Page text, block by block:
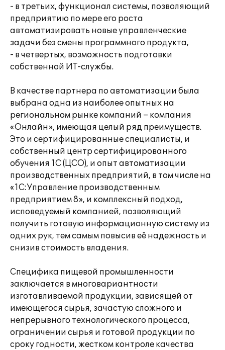
- в третьих, функционал системы, позволяющий
предприятию по мере его роста
автоматизировать новые управленческие
задачи без смены программного продукта,
- в четвертых, возможность подготовки
собственной ИТ-службы.
В качестве партнера по автоматизации была
выбрана одна из наиболее опытных на
региональном рынке компаний – компания
«Онлайн», имеющая целый ряд преимуществ.
Это и сертифицированные специалисты, и
собственный центр сертифицированного
обучения 1С (ЦСО), и опыт автоматизации
производственных предприятий, в том числе на
«1С:Управление производственным
предприятием 8», и комплексный подход,
исповедуемый компанией, позволяющий
получить готовую информационную систему из
одних рук, тем самым повысив её надежность и
снизив стоимость владения.
Специфика пищевой промышленности
заключается в многовариантности
изготавливаемой продукции, зависящей от
имеющегося сырья, зачастую сложного и
непрерывного технологического процесса,
ограничении сырья и готовой продукции по
сроку годности, жестком контроле качества